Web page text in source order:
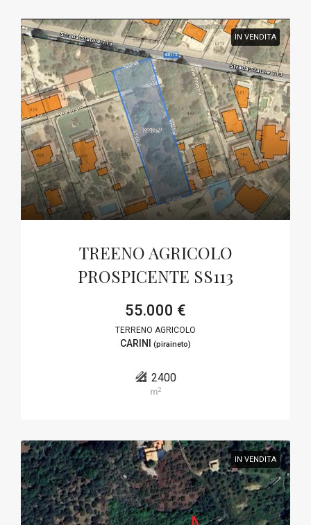
IN VENDITA
TREENO AGRICOLO
PROSPICENTE SS113
55.000 €
TERRENO AGRICOLO
CARINI (piraineto)
2400
m2
IN VENDITA